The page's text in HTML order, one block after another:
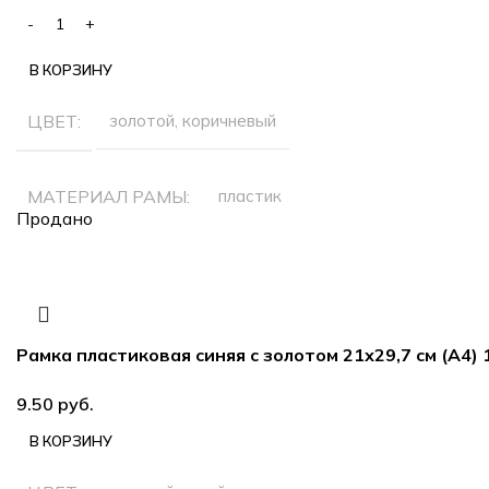
В КОРЗИНУ
ЦВЕТ золотой, коричневый
МАТЕРИАЛ РАМЫ пластик
Продано
Рамка пластиковая синяя с золотом 21х29,7 см (А4)
руб.
В КОРЗИНУ